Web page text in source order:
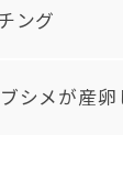
ング
シメが産